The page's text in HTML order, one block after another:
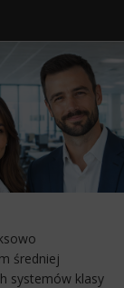
średniej
systemów klasy